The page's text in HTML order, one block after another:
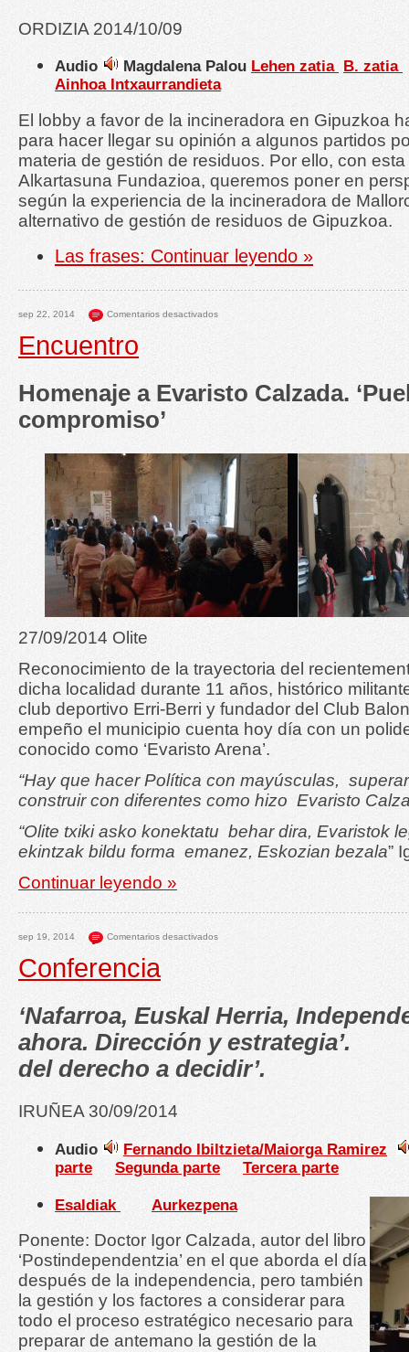
ORDIZIA 2014/10/09
Audio Magdalena Palou Lehen zatia
B. zatia
Ainhoa Intxaurrandieta
El lobby a favor de la incineradora en Gipuzkoa
para hacer llegar su opinión a algunos partidos
materia de gestión de residuos. Por ello, con
Alkartasuna Fundazioa, queremos poner en
según la experiencia de la incineradora de
alternativo de gestión de residuos de Gipuzkoa.
Las frases: Continuar leyendo »
sep 22, 2014 Comentarios desactivados
Encuentro
Homenaje a Evaristo Calzada.
compromiso’
27/09/2014 Olite
Reconocimiento de la trayectoria del
dicha localidad durante 11 años, histórico
club deportivo Erri-Berri y fundador del Club
empeño el municipio cuenta hoy día con un
conocido como ‘Evaristo Arena’.
“Hay que hacer Política con mayúsculas,
construir con diferentes como hizo Evaristo
“Olite txiki asko konektatu behar dira, Evaristok
ekintzak bildu forma emanez, Eskozian bezala”
Continuar leyendo »
sep 19, 2014 Comentarios desactivados
Conferencia
‘Nafarroa, Euskal Herria,
ahora. Dirección y
del derecho a decidir’.
IRUÑEA 30/09/2014
Audio
Fernando Ibiltzieta/Maiorga Ramirez
parte
Segunda parte Tercera parte
Esaldiak Aurkezpena
Ponente: Doctor Igor Calzada, autor del libro
‘Postindependentzia’ en el que aborda el día
después de la independencia, pero también
la gestión y los factores a considerar para
todo el proceso estratégico necesario para
preparar de antemano la gestión de la